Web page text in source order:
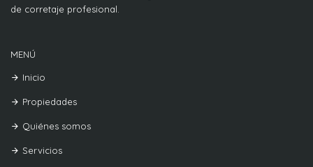
de corretaje profesional.
MENÚ
Inicio
Propiedades
Quiénes somos
Servicios